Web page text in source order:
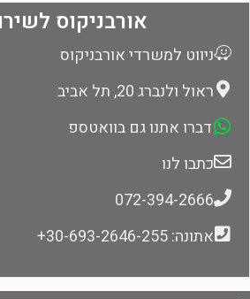
אורבניקוס
ניווט למשרדי אורבניקוס
ראול ולנברג 20, תל אביב
דברו אתנו גם בוואטספ
כתבו לנו
072-394-2666
אתונה: 30-693-2646-255+